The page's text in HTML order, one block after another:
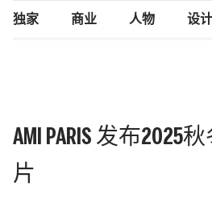
独家 商业 人物 设计
AMI PARIS 发布2025
片